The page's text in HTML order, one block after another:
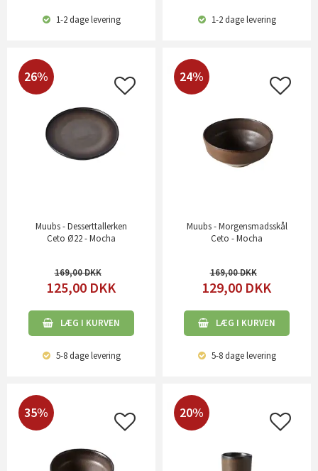
1-2 dagelevering 1-2 dagelevering
26%
Muubs - Desserttallerken
Ceto Ø22 - Mocha
169,00
125,00 DKK
LÆG I KURVEN
5-8 dagelevering
24%
Muubs - Morgensmadsskål
Ceto - Mocha
169,00
129,00 DKK
LÆG I KURVEN
5-8 dagelevering
35% 20%